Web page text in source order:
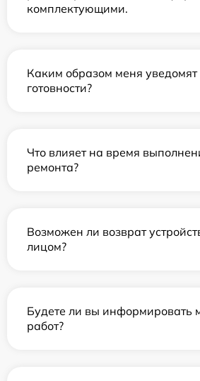
комплектующими.
Каким образом меня уведомят
готовности?
Что влияет на время
ремонта?
Возможен ли возврат
лицом?
Будете ли вы информировать
работ?